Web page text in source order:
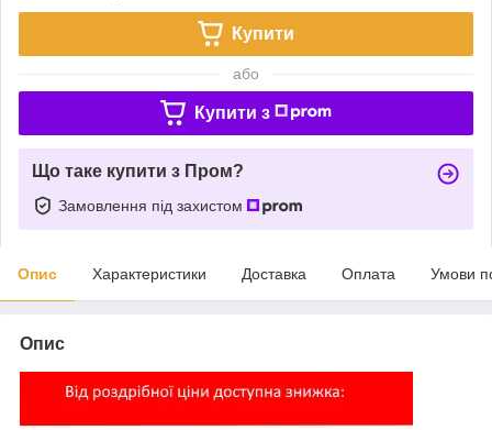
Купити
або
Купити з
Що таке купити з Пром?
Замовлення під захистом
Опис Характеристики Доставка Оплата Умови
Опис